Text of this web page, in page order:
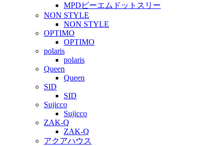
MPDビーエムドットスリー
NON STYLE
NON STYLE
OPTIMO
OPTIMO
polaris
polaris
Queen
Queen
SID
SID
Sujicco
Sujicco
ZAK-Q
ZAK-Q
アクアハウス